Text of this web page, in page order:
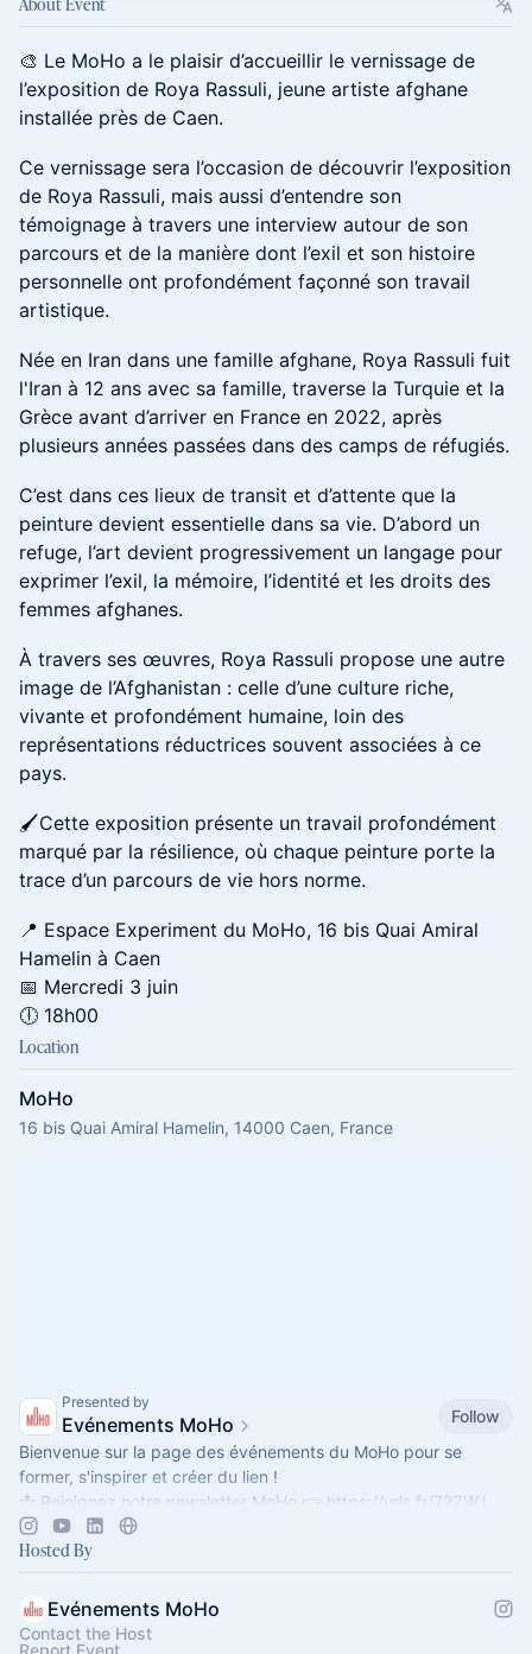
🎨 Le MoHo a le plaisir d’accueillir le vernissage de
l’exposition de Roya Rassuli, jeune artiste afghane
installée près de Caen.
Ce vernissage sera l’occasion de découvrir l’exposition
de Roya Rassuli, mais aussi d’entendre son
témoignage à travers une interview autour de son
parcours et de la manière dont l’exil et son histoire
personnelle ont profondément façonné son travail
artistique.
Née en Iran dans une famille afghane, Roya Rassuli fuit
l'Iran à 12 ans avec sa famille, traverse la Turquie et la
Grèce avant d’arriver en France en 2022, après
plusieurs années passées dans des camps de réfugiés.
C’est dans ces lieux de transit et d’attente que la
peinture devient essentielle dans sa vie. D’abord un
refuge, l’art devient progressivement un langage pour
exprimer l’exil, la mémoire, l’identité et les droits des
femmes afghanes.
À travers ses œuvres, Roya Rassuli propose une autre
image de l’Afghanistan : celle d’une culture riche,
vivante et profondément humaine, loin des
représentations réductrices souvent associées à ce
pays.
🖌️Cette exposition présente un travail profondément
marqué par la résilience, où chaque peinture porte la
trace d’un parcours de vie hors norme.
📍 Espace Experiment du MoHo, 16 bis Quai Amiral
Hamelin à Caen
📅 Mercredi 3 juin
🕕 18h00
Location
MoHo
16 bis Quai Amiral Hamelin, 14000 Caen, France
Presented by
Evénements MoHo
Follow
Bienvenue sur la page des événements du MoHo pour se
former, s'inspirer et créer du lien !
📩 Rejoignez notre newsletter MoHo 👉 https://urls.fr/72ZWJ_
Hosted By
Evénements MoHo
Contact the Host
Report Event